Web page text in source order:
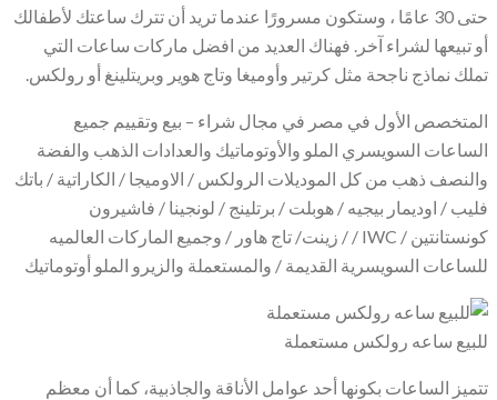
حتى 30 عامًا ، وستكون مسرورًا عندما تريد أن تترك ساعتك لأطفالك
أو تبيعها لشراء آخر. فهناك العديد من افضل ماركات ساعات التي
تملك نماذج ناجحة مثل كرتير وأوميغا وتاج هوير وبريتلينغ أو رولكس.
المتخصص الأول في مصر في مجال شراء – بيع وتقييم جميع
الساعات السويسري الملو والأوتوماتيك والعدادات الذهب والفضة
والنصف ذهب من كل الموديلات الرولكس / الاوميجا / الكاراتية / باتك
فليب / اوديمار بيجيه / هوبلت / برتلينج / لونجينا / فاشيرون
كونستانتين / IWC / / زينت/ تاج هاور / وجميع الماركات العالميه
للساعات السويسرية القديمة / والمستعملة والزيرو الملو أوتوماتيك
للبيع ساعه رولكس مستعملة
تتميز الساعات بكونها أحد عوامل الأناقة والجاذبية، كما أن معظم